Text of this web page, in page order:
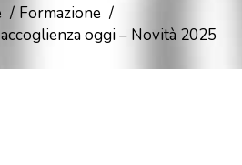
Formazione
oggi – Novità 2025